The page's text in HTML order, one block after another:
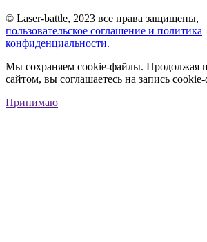
© Laser-battle, 2023 все права защищены,
пользовательское соглашение и политика
конфиденциальности.
Мы сохраняем cookie-файлы. Продолжая
сайтом, вы соглашаетесь на запись
Принимаю